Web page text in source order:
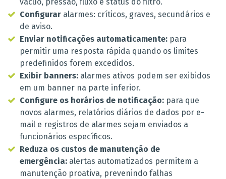
vácuo, pressão, fluxo e status do filtro.
Configurar alarmes: críticos, graves, secundários e
de aviso.
Enviar notificações automaticamente: para
permitir uma resposta rápida quando os limites
predefinidos forem excedidos.
Exibir banners: alarmes ativos podem ser exibidos
em um banner na parte inferior.
Configure os horários de notificação: para que
novos alarmes, relatórios diários de dados por e-
mail e registros de alarmes sejam enviados a
funcionários específicos.
Reduza os custos de manutenção de
emergência: alertas automatizados permitem a
manutenção proativa, prevenindo falhas